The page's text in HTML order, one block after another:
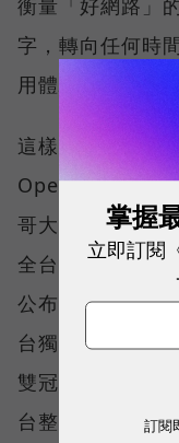
衡量「好網路」
字，轉向任何時
用體驗。
這樣的轉變，也
Opensignal 公
哥大不僅率先奪
全台 No.1 」國
公布的台灣行動
台獨有的「可靠
雙冠王，同時，
台整體語音體驗
掌握
立即訂閱
訂閱